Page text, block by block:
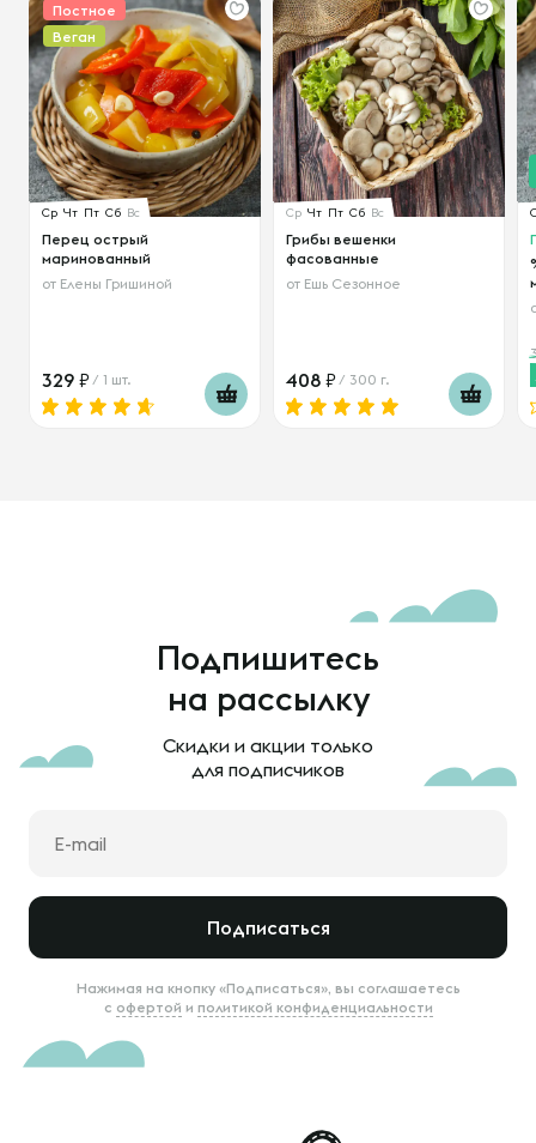
Постное
Веган
Ср Чт Пт Сб Вс
Перец острый
маринованный
от Елены Гришиной
329 / 1 шт.
Ср Чт Пт Сб Вс
Грибы вешенки
фасованные
от Ешь Сезонное
408 / 300 г.
Подпишитесь
на рассылку
Скидки и акции только
для подписчиков
Подписаться
Нажимая на кнопку «Подписаться», вы соглашаетесь
с офертой и политикой конфиденциальности